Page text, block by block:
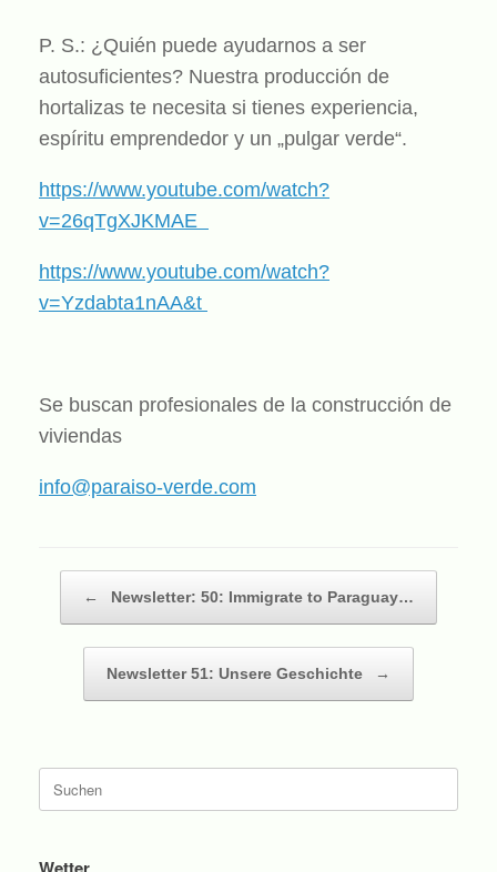
P. S.: ¿Quién puede ayudarnos a ser
autosuficientes? Nuestra producción de
hortalizas te necesita si tienes experiencia,
espíritu emprendedor y un „pulgar verde“.
https://www.youtube.com/watch?
v=26qTgXJKMAE
https://www.youtube.com/watch?
v=Yzdabta1nAA&t
Se buscan profesionales de la construcción de
viviendas
info@paraiso-verde.com
Beitragsnavigation
← Newsletter: 50: Immigrate to Paraguay…
Newsletter 51: Unsere Geschichte →
nach: